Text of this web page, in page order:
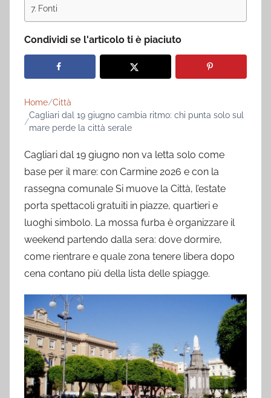
Fonti
Condividi se l'articolo ti è piaciuto
Home Città
Cagliari dal 19 giugno cambia ritmo: chi punta solo sul
mare perde la città serale
Cagliari dal 19 giugno non va letta solo come
base per il mare: con Carmine 2026 e con la
rassegna comunale Si muove la Città, l’estate
porta spettacoli gratuiti in piazze, quartieri e
luoghi simbolo. La mossa furba è organizzare il
weekend partendo dalla sera: dove dormire,
come rientrare e quale zona tenere libera dopo
cena contano più della lista delle spiagge.